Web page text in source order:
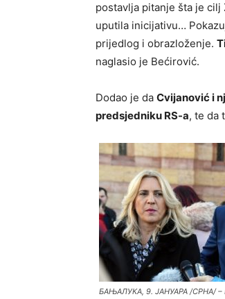
postavlja pitanje šta je
uputila inicijativu…
prijedlog i obrazloženje.
naglasio je Bećirović.
Dodao je da Cvijanović i
predsjedniku RS-a, te da
БАЊАЛУКА, 9. ЈАНУАРА /СРНА/ –